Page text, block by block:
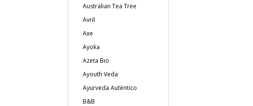
Australian Tea Tree
Avril
Axe
Ayoka
Azeta Bio
Ayouth Veda
Ayurveda Auténtico
B&B